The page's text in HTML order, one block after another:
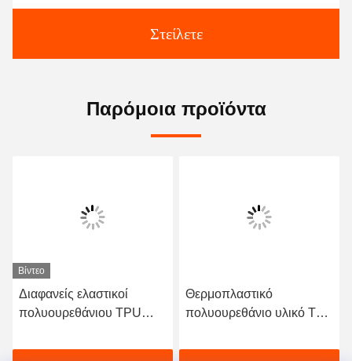
Στείλετε
Παρόμοια προϊόντα
Βίντεο
Διαφανείς ελαστικοί
πολυουρεθάνιου TPU
ταινιών λειωμένων
Θερμοπλαστικό
πολυουρεθάνιο υλικό Tpu
0.05mm συγκολλητική